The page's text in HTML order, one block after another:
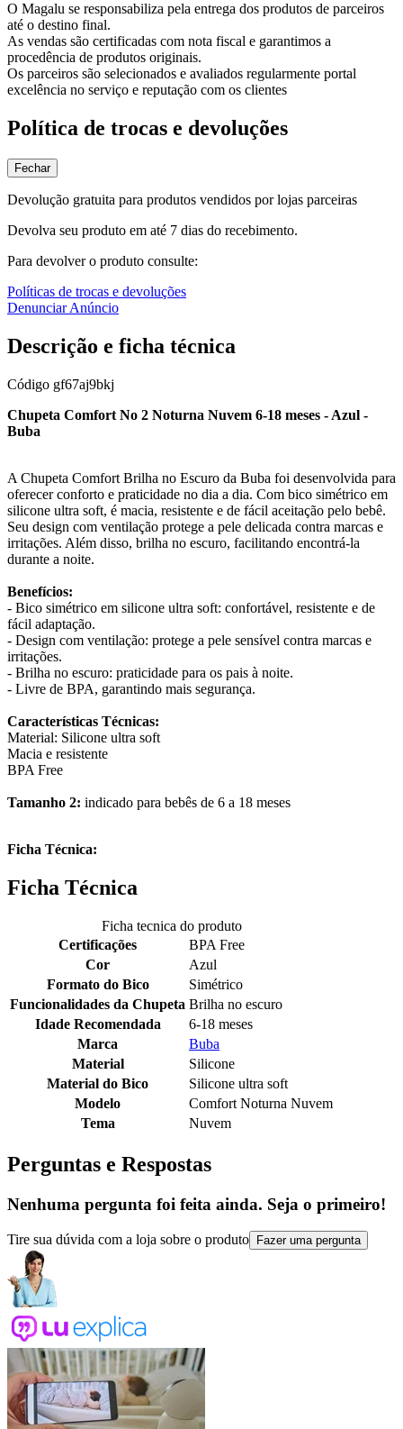
O Magalu se responsabiliza pela entrega dos produtos de parceiros
até o destino final.
As vendas são certificadas com nota fiscal e garantimos a
procedência de produtos originais.
Os parceiros são selecionados e avaliados regularmente portal
excelência no serviço e reputação com os clientes
Política de trocas e devoluções
Fechar
Devolução gratuita para produtos vendidos por lojas parceiras
Devolva seu produto em até 7 dias do recebimento.
Para devolver o produto consulte:
Políticas de trocas e devoluções
Denunciar Anúncio
Descrição e ficha técnica
Código gf67aj9bkj
Chupeta Comfort No 2 Noturna Nuvem 6-18 meses - Azul -
Buba
A Chupeta Comfort Brilha no Escuro da Buba foi desenvolvida para
oferecer conforto e praticidade no dia a dia. Com bico simétrico em
silicone ultra soft, é macia, resistente e de fácil aceitação pelo bebê.
Seu design com ventilação protege a pele delicada contra marcas e
irritações. Além disso, brilha no escuro, facilitando encontrá-la
durante a noite.
Benefícios:
- Bico simétrico em silicone ultra soft: confortável, resistente e de
fácil adaptação.
- Design com ventilação: protege a pele sensível contra marcas e
irritações.
- Brilha no escuro: praticidade para os pais à noite.
- Livre de BPA, garantindo mais segurança.
Características Técnicas:
Material: Silicone ultra soft
Macia e resistente
BPA Free
Tamanho 2: indicado para bebês de 6 a 18 meses
Ficha Técnica:
Ficha Técnica
Ficha tecnica do produto
Certificações
BPA Free
Cor
Azul
Formato do Bico
Simétrico
Funcionalidades da Chupeta Brilha no escuro
Idade Recomendada
6-18 meses
Marca
Buba
Material
Silicone
Material do Bico
Silicone ultra soft
Modelo
Comfort Noturna Nuvem
Tema
Nuvem
Perguntas e Respostas
Nenhuma pergunta foi feita ainda. Seja o primeiro!
Tire sua dúvida com a loja sobre o produto Fazer uma pergunta